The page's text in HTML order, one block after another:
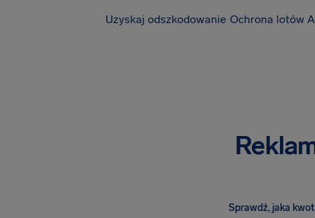
Uzyskaj odszkodowanie Ochrona lotów
Sprawdź, jaka